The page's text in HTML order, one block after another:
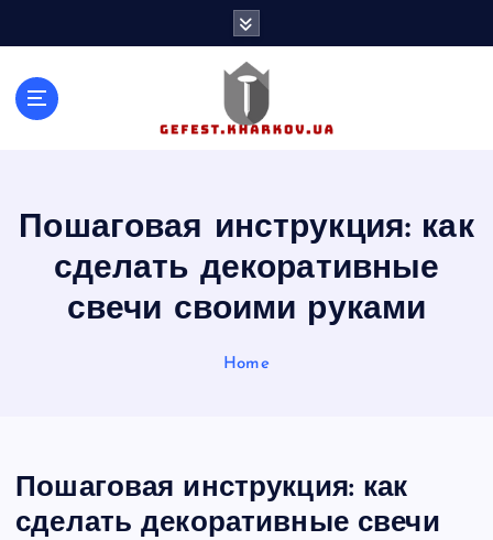
Пошаговая инструкция: как
сделать декоративные
свечи своими руками
Home
Пошаговая инструкция: как
сделать декоративные свечи